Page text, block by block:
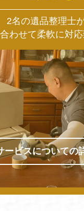
2名の遺品整理士
わせて柔軟に対応
ービスについての